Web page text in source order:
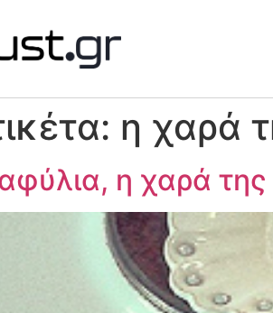
η χαρά
η χαρά